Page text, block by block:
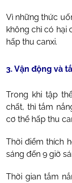
Vì những thức
không chỉ có hại
hấp thu canxi.
3. Vận động và
Trong khi tập
chất, thì tắm
cơ thể hấp thu
Thời điểm thích
sáng đến 9 giờ
Thời gian tắm